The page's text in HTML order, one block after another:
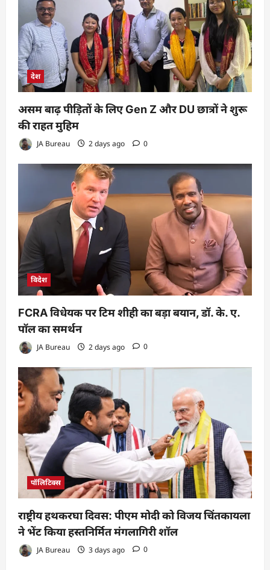
देश
असम बाढ़ पीड़ितों के लिए Gen Z और DU छात्रों ने शुरू
की राहत मुहिम
JA Bureau 2 days ago 0
विदेश
FCRA विधेयक पर टिम शीही का बड़ा बयान, डॉ. के. ए.
पॉल का समर्थन
JA Bureau 2 days ago 0
पॉलिटिक्स
राष्ट्रीय हथकरघा दिवस: पीएम मोदी को विजय चिंतकायला
ने भेंट किया हस्तनिर्मित मंगलागिरी शॉल
JA Bureau 3 days ago 0